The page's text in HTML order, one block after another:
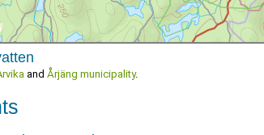
and Årjäng municipality.